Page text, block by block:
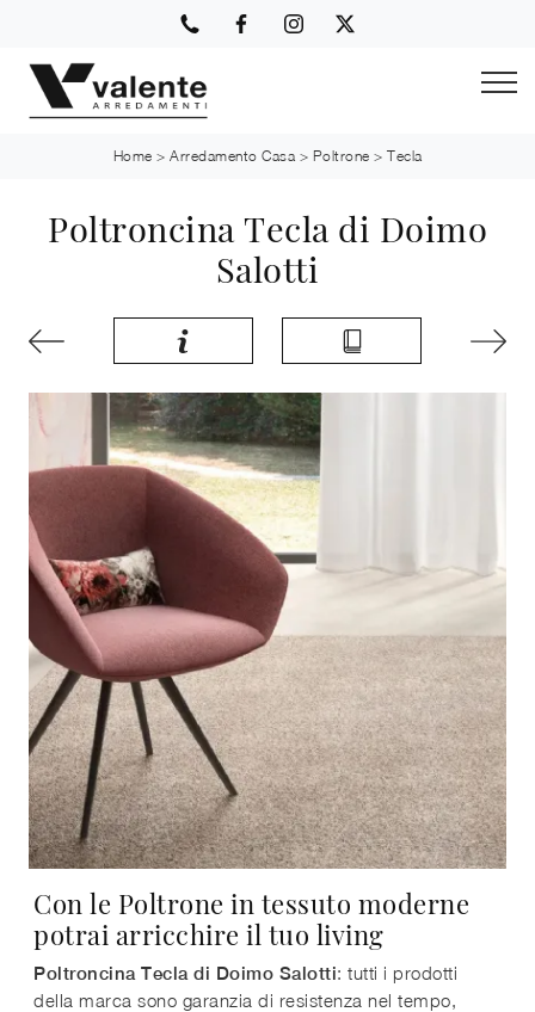
Home > Arredamento Casa > Poltrone > Tecla
Poltroncina Tecla di Doimo
Salotti
Con le Poltrone in tessuto moderne
potrai arricchire il tuo living
Poltroncina Tecla di Doimo Salotti: tutti i prodotti
della marca sono garanzia di resistenza nel tempo,